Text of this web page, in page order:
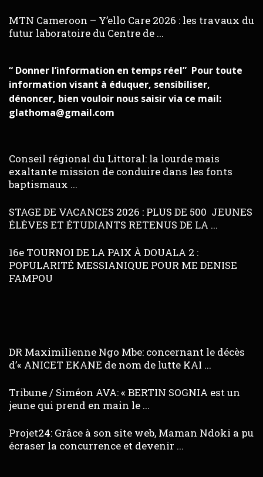
MTN Cameroon – Y’ello Care 2026 : les travaux du
futur laboratoire du Centre de ...
“ Donner l’information en temps réel” Pour toute
information visant à éduquer, sensibiliser,
dénoncer, bien vouloir nous saisir via ce mail:
glathoma@gmail.com
Conseil régional du Littoral: la lourde mais
exaltante mission de conduire dans les fonts
baptismaux ...
STAGE DE VACANCES 2026 : PLUS DE 500 JEUNES
ÉLÈVES ET ÉTUDIANTS RETENUS DE LA ...
16e TOURNOI DE LA PAIX À DOUALA 2 :
POPULARITÉ MESSIANIQUE POUR ME DENISE
FAMPOU
DR Maximilienne Ngo Mbe: concernant le décès
d’« ANICET EKANE de nom de lutte KAI ...
Tribune / Siméon AVA: « BERTIN SOGNIA est un
jeune qui prend en main le ...
Projet24: Grâce à son site web, Maman Ndoki a pu
écraser la concurrence et devenir ...